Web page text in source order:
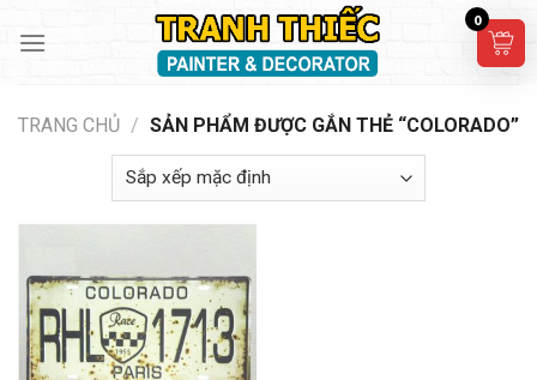
TRANG CHỦ / SẢN PHẨM ĐƯỢC GẮN THẺ “COLORADO”
0